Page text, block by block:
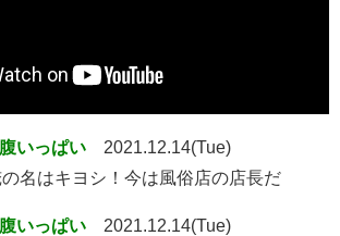
いっぱい
2021.12.14(Tue)
名はキヨシ！今は風俗店の店長だ
いっぱい
2021.12.14(Tue)